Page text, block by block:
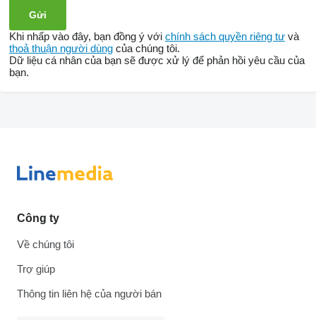
Khi nhấp vào đây, bạn đồng ý với chính sách quyền riêng tư và
thoả thuận người dùng của chúng tôi.
Dữ liệu cá nhân của bạn sẽ được xử lý để phản hồi yêu cầu của
bạn.
Công ty
Về chúng tôi
Trợ giúp
Thông tin liên hệ của người bán